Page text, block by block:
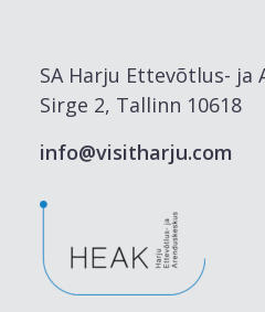
SA Harju Ettevõtlus- ja
Sirge 2, Tallinn 10618
info@visitharju.com